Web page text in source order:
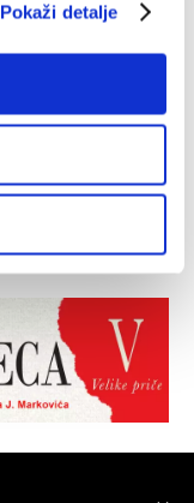
Pokaži detalje